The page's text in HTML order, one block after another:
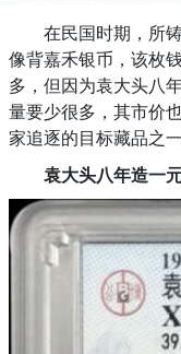
在民国时期，所铸
像背嘉禾银币，该枚
多，但因为袁大头八
量要少很多，其市价
家追逐的目标藏品之一
袁大头八年造一